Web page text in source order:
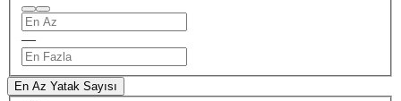
—
En Az Yatak Sayısı